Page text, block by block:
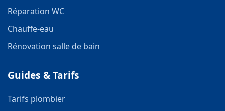
Réparation WC
Chauffe-eau
Rénovation salle de bain
Guides & Tarifs
Tarifs plombier